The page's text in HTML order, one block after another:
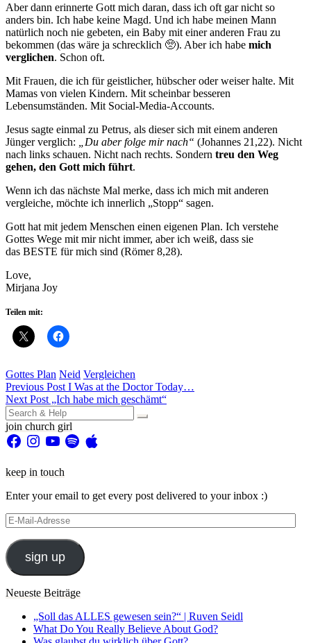
Aber dann erinnerte Gott mich daran, dass ich oft gar nicht so
anders bin. Ich habe keine Magd. Und ich habe meinen Mann
natürlich noch nie gebeten, ein Baby mit einer anderen Frau zu
bekommen (das wäre ja schrecklich 🥺). Aber ich habe mich
verglichen. Schon oft.
Mit Frauen, die ich für geistlicher, hübscher oder weiser halte. Mit
Mamas von vielen Kindern. Mit scheinbar besseren
Lebensumständen. Mit Social-Media-Accounts.
Jesus sagte einmal zu Petrus, als dieser sich mit einem anderen
Jünger verglich:
„Du aber folge mir nach“ (Johannes 21,22). Nicht
nach links schauen. Nicht nach rechts. Sondern treu den Weg
gehen, den Gott mich führt.
Wenn ich das nächste Mal merke, dass ich mich mit anderen
vergleiche, möchte ich innerlich „Stopp“ sagen.
Gott hat mit jedem Menschen einen eigenen Plan. Ich verstehe
Gottes Wege mit mir nicht immer, aber ich weiß, dass sie
das BESTE für mich sind (Römer 8,28).
Love,
Mirjana Joy
Teilen mit:
Gottes Plan Neid Vergleichen
Beitragsnavigation
Previous Post I Was at the Doctor Today…
Next Post „Ich habe mich geschämt“
Search
for:
join church girl
FacebookInstagram
YouTubeSpotifyApple
keep in touch
Enter your email to get every post delivered to your inbox :)
E-
Mail-
Adresse
sign up
Neueste Beiträge
„Soll das ALLES gewesen sein?“ | Ruven Seidl
What Do You Really Believe About God?